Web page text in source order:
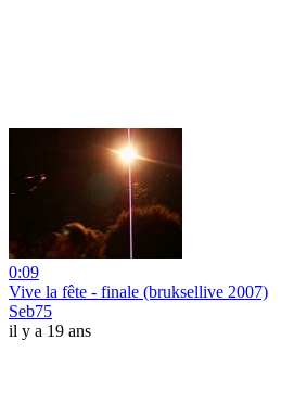
0:09
Vive la fête - finale (bruksellive 2007)
Seb75
il y a 19 ans